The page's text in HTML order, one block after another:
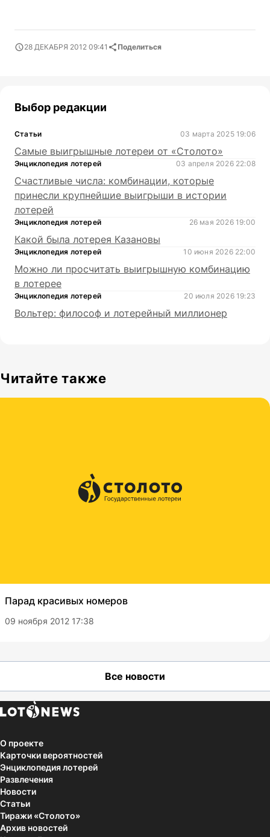
28 ДЕКАБРЯ 2012 09:41 Поделиться
Выбор редакции
Статьи 03 марта 2025 19:06
Самые выигрышные лотереи от «Столото»
Энциклопедия лотерей 03 апреля 2026 22:08
Счастливые числа: комбинации, которые
принесли крупнейшие выигрыши в истории
лотерей
Энциклопедия лотерей 26 мая 2026 19:00
Какой была лотерея Казановы
Энциклопедия лотерей 10 июня 2026 22:00
Можно ли просчитать выигрышную комбинацию
в лотерее
Энциклопедия лотерей 20 июля 2026 19:23
Вольтер: философ и лотерейный миллионер
Читайте также
Парад красивых номеров
09 ноября 2012 17:38
Все новости
О проекте
Карточки вероятностей
Энциклопедия лотерей
Развлечения
Новости
Статьи
Тиражи «Столото»
Архив новостей